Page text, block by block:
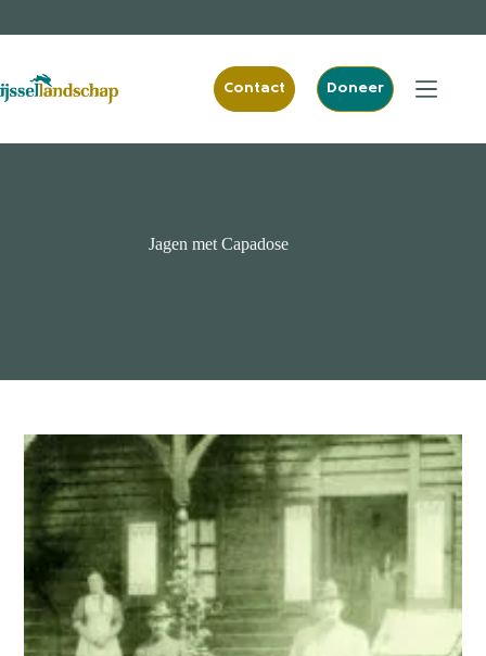
Contact Doneer
Jagen met Capadose